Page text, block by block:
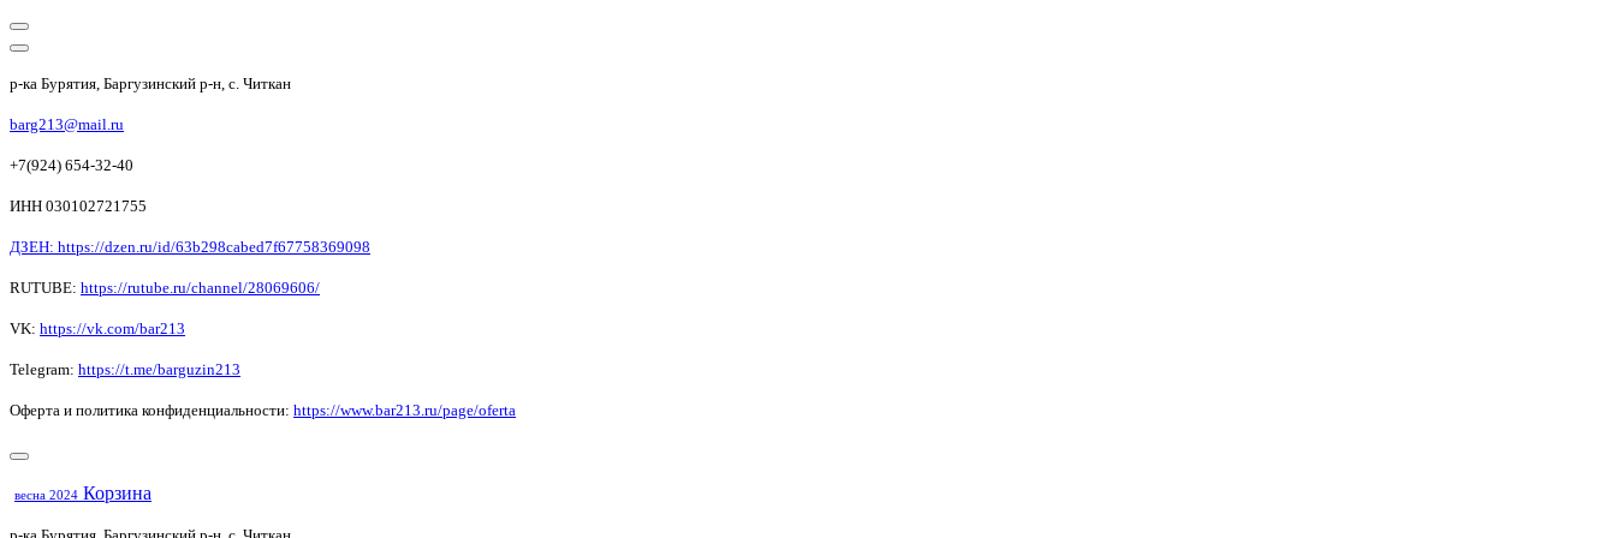
р-ка Бурятия, Баргузинский р-н, с. Читкан
barg213@mail.ru
+7(924) 654-32-40
ИНН 030102721755
ДЗЕН: https://dzen.ru/id/63b298cabed7f67758369098
RUTUBE: https://rutube.ru/channel/28069606/
VK: https://vk.com/bar213
Telegram: https://t.me/barguzin213
Оферта и политика конфиденциальности: https://www.bar213.ru/page/oferta
весна 2024 Корзина